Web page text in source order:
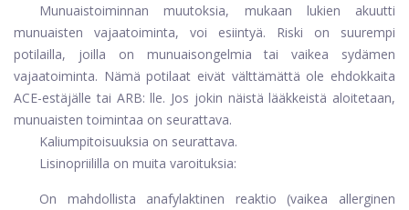
Munuaistoiminnan muutoksia, mukaan lukien akuutti
munuaisten vajaatoiminta, voi esiintyä. Riski on suurempi
potilailla, joilla on munuaisongelmia tai vaikea sydämen
vajaatoiminta. Nämä potilaat eivät välttämättä ole ehdokkaita
ACE-estäjälle tai ARB: lle. Jos jokin näistä lääkkeistä aloitetaan,
munuaisten toimintaa on seurattava.
Kaliumpitoisuuksia on seurattava.
Lisinopriililla on muita varoituksia:
On mahdollista anafylaktinen reaktio (vaikea allerginen